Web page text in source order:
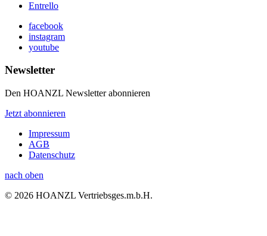
Entrello
facebook
instagram
youtube
Newsletter
Den HOANZL Newsletter abonnieren
Jetzt abonnieren
Impressum
AGB
Datenschutz
nach oben
© 2026 HOANZL Vertriebsges.m.b.H.